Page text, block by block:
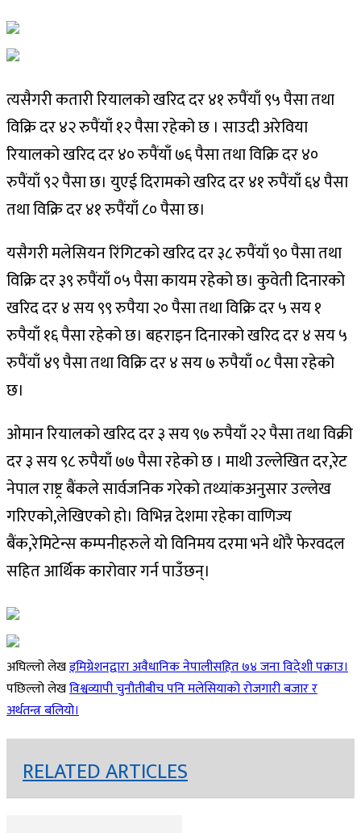
त्यसैगरी कतारी रियालको खरिद दर ४१ रुपैंयाँ ९५ पैसा तथा
विक्रि दर ४२ रुपैंयाँ १२ पैसा रहेको छ । साउदी अरेविया
रियालको खरिद दर ४० रुपैंयाँ ७६ पैसा तथा विक्रि दर ४०
रुपैंयाँ ९२ पैसा छ। युएई दिरामको खरिद दर ४१ रुपैंयाँ ६४ पैसा
तथा विक्रि दर ४१ रुपैंयाँ ८० पैसा छ।
यसैगरी मलेसियन रिंगिटको खरिद दर ३८ रुपैंयाँ ९० पैसा तथा
विक्रि दर ३९ रुपैंयाँ ०५ पैसा कायम रहेको छ। कुवेती दिनारको
खरिद दर ४ सय ९९ रुपैया २० पैसा तथा विक्रि दर ५ सय १
रुपैयाँ १६ पैसा रहेको छ। बहराइन दिनारको खरिद दर ४ सय ५
रुपैंयाँ ४९ पैसा तथा विक्रि दर ४ सय ७ रुपैयाँ ०८ पैसा रहेको
छ।
ओमान रियालको खरिद दर ३ सय ९७ रुपैयाँ २२ पैसा तथा विक्री
दर ३ सय ९८ रुपैयाँ ७७ पैसा रहेको छ । माथी उल्लेखित दर,रेट
नेपाल राष्ट्र बैंकले सार्वजनिक गरेको तथ्यांकअनुसार उल्लेख
गरिएको,लेखिएको हो। विभिन्न देशमा रहेका वाणिज्य
बैंक,रेमिटेन्स कम्पनीहरुले यो विनिमय दरमा भने थोरै फेरवदल
सहित आर्थिक कारोवार गर्न पाउँछन्।
अघिल्लो लेखइमिग्रेशनद्वारा अवैधानिक नेपालीसहित ७४ जना विदेशी पक्राउ।
पछिल्लो लेखविश्वव्यापी चुनौतीबीच पनि मलेसियाको रोजगारी बजार र
अर्थतन्त्र बलियो।
RELATED ARTICLES